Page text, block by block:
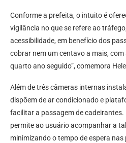
Conforme a prefeita, o intuito é
vigilância no que se refere ao
acessibilidade, em benefício dos
cobrar nem um centavo a mais,
quarto ano seguido”, comemora
Além de três câmeras internas
dispõem de ar condicionado e
facilitar a passagem de cadeirantes.
permite ao usuário acompanhar a
minimizando o tempo de espera